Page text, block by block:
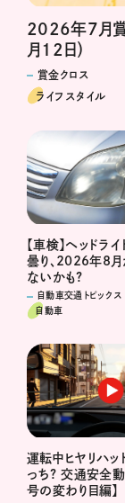
2026年7月賞
月12日）
賞金クロス
ライフスタイル
【車検】ヘッドラ
曇り、2026年8月
ないかも?
自動車交通トピックス
自動車
運転中ヒヤリハッ
っち? 交通安全動
号の変わり目編】